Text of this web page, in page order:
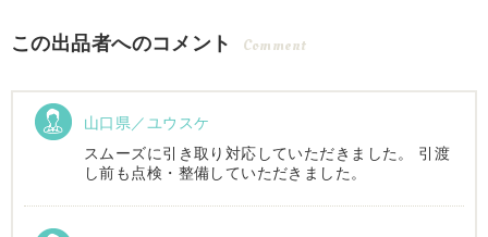
この出品者へのコメント Comment
山口県／ユウスケ
スムーズに引き取り対応していただきました。 引渡
し前も点検・整備していただきました。